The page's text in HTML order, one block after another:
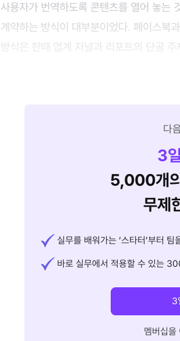
사용자가 번역하도록 콘텐츠를 열어 놓는
계약하는 방식이 대부분이었다. 페이스북
방식은 한때 업계 저널과 리포트의 단골 주
다
3
5,000개
무제
실무를 배워가는 ‘스타터’부터
바로 실무에서 적용할 수 있는
3
멤버십을